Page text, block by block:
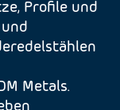
Profile und
Metals.